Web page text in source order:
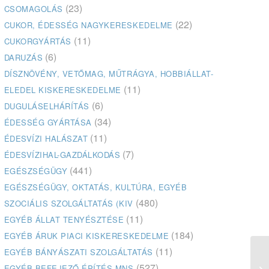
CSOMAGOLÁS (23)
CUKOR, ÉDESSÉG NAGYKERESKEDELME (22)
CUKORGYÁRTÁS (11)
DARUZÁS (6)
DÍSZNÖVÉNY, VETŐMAG, MŰTRÁGYA, HOBBIÁLLAT-
ELEDEL KISKERESKEDELME (11)
DUGULÁSELHÁRÍTÁS (6)
ÉDESSÉG GYÁRTÁSA (34)
ÉDESVÍZI HALÁSZAT (11)
ÉDESVÍZIHAL-GAZDÁLKODÁS (7)
EGÉSZSÉGÜGY (441)
EGÉSZSÉGÜGY, OKTATÁS, KULTÚRA, EGYÉB
SZOCIÁLIS SZOLGÁLTATÁS (KIV (480)
EGYÉB ÁLLAT TENYÉSZTÉSE (11)
EGYÉB ÁRUK PIACI KISKERESKEDELME (184)
EGYÉB BÁNYÁSZATI SZOLGÁLTATÁS (11)